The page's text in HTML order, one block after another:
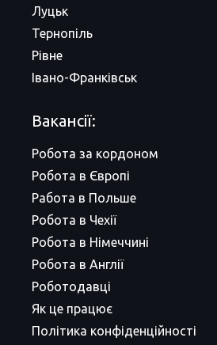
Луцьк
Тернопіль
Рівне
Івано-Франківськ
Вакансії:
Робота за кордоном
Робота в Європі
Работа в Польше
Робота в Чехії
Робота в Німеччині
Робота в Англії
Роботодавці
Як це працює
Політика конфіденційності